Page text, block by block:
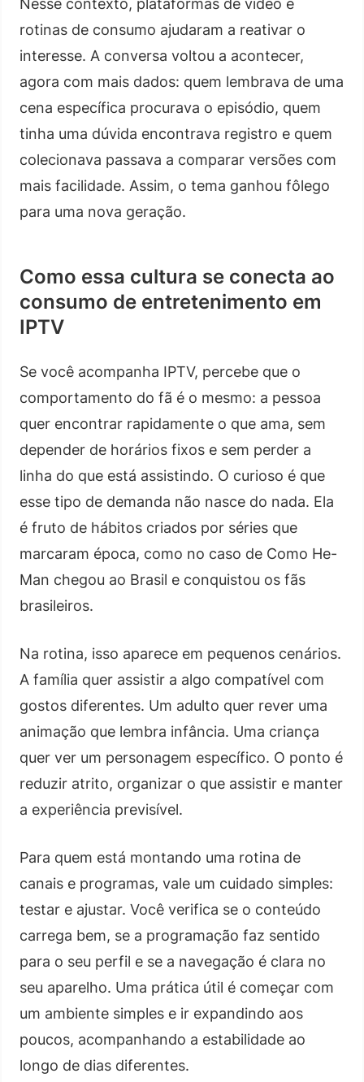
rotinas de consumo ajudaram a reativar o
interesse. A conversa voltou a acontecer,
agora com mais dados: quem lembrava de uma
cena específica procurava o episódio, quem
tinha uma dúvida encontrava registro e quem
colecionava passava a comparar versões com
mais facilidade. Assim, o tema ganhou fôlego
para uma nova geração.
Como essa cultura se conecta ao
consumo de entretenimento em
IPTV
Se você acompanha IPTV, percebe que o
comportamento do fã é o mesmo: a pessoa
quer encontrar rapidamente o que ama, sem
depender de horários fixos e sem perder a
linha do que está assistindo. O curioso é que
esse tipo de demanda não nasce do nada. Ela
é fruto de hábitos criados por séries que
marcaram época, como no caso de Como He-
Man chegou ao Brasil e conquistou os fãs
brasileiros.
Na rotina, isso aparece em pequenos cenários.
A família quer assistir a algo compatível com
gostos diferentes. Um adulto quer rever uma
animação que lembra infância. Uma criança
quer ver um personagem específico. O ponto é
reduzir atrito, organizar o que assistir e manter
a experiência previsível.
Para quem está montando uma rotina de
canais e programas, vale um cuidado simples:
testar e ajustar. Você verifica se o conteúdo
carrega bem, se a programação faz sentido
para o seu perfil e se a navegação é clara no
seu aparelho. Uma prática útil é começar com
um ambiente simples e ir expandindo aos
poucos, acompanhando a estabilidade ao
longo de dias diferentes.